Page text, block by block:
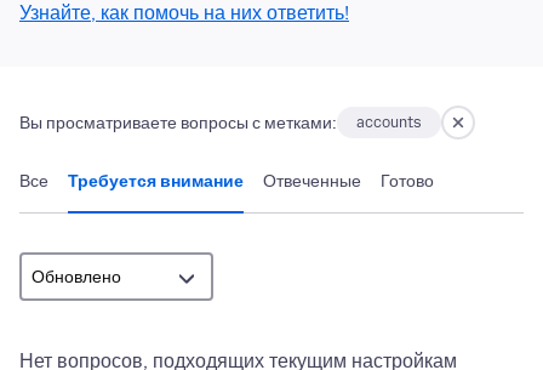
Узнайте, как помочь на них ответить!
Вы просматриваете вопросы с метками: accounts
Все Требуется внимание Отвеченные Готово
Нет вопросов, подходящих текущим настройкам